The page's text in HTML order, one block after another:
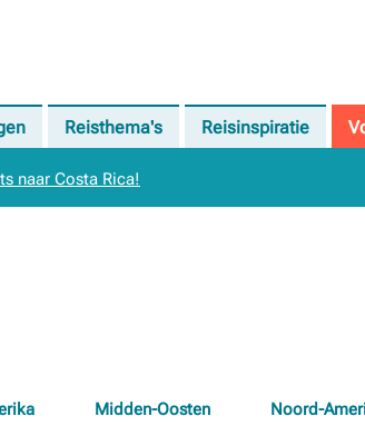
Reisthema's Reisinspiratie
naar Costa Rica!
Midden-Oosten Noord-